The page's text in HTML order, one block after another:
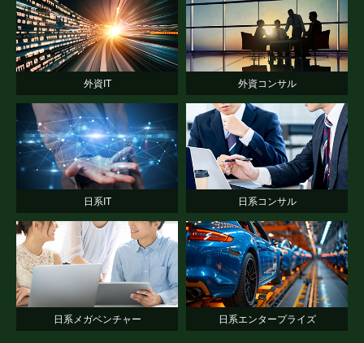
外資IT 外資コンサル
日系IT 日系コンサル
日系メガベンチャー 日系エンタープライズ